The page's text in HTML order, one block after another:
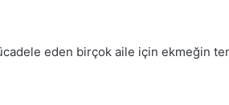
eden birçok aile için ekmeğin